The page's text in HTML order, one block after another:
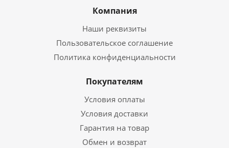
Компания
Наши реквизиты
Пользовательское соглашение
Политика конфиденциальности
Покупателям
Условия оплаты
Условия доставки
Гарантия на товар
Обмен и возврат